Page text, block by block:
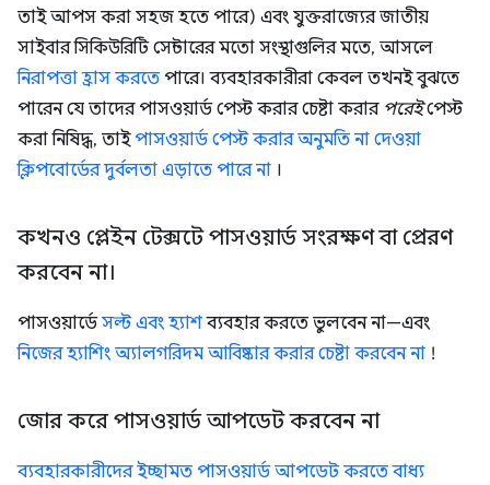
তাই আপস করা সহজ হতে পারে) এবং যুক্তরাজ্যের জাতীয়
সাইবার সিকিউরিটি সেন্টারের মতো সংস্থাগুলির মতে, আসলে
নিরাপত্তা হ্রাস করতে পারে। ব্যবহারকারীরা কেবল তখনই বুঝতে
পারেন যে তাদের পাসওয়ার্ড পেস্ট করার চেষ্টা করার পরেইপেস্ট
করা নিষিদ্ধ, তাইপাসওয়ার্ড পেস্ট করার অনুমতি না দেওয়া
ক্লিপবোর্ডের দুর্বলতা এড়াতে পারে না ।
কখনও প্লেইন টেক্সটে পাসওয়ার্ড সংরক্ষণ বা প্রেরণ
করবেন না।
পাসওয়ার্ডেসল্ট এবং হ্যাশব্যবহার করতে ভুলবেন না—এবং
নিজের হ্যাশিং অ্যালগরিদম আবিষ্কার করার চেষ্টা করবেন না !
জোর করে পাসওয়ার্ড আপডেট করবেন না
ব্যবহারকারীদের ইচ্ছামত পাসওয়ার্ড আপডেট করতে বাধ্য